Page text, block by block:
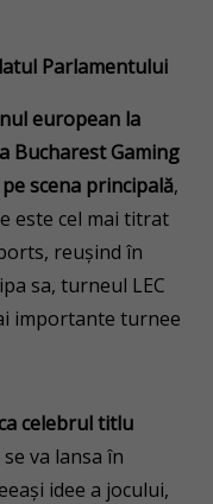
Parlamentului
european la
Bucharest Gaming
scena principală,
este cel mai titrat
reușind în
sa, turneul LEC
importante turnee
celebrul titlu
se va lansa în
idee a jocului,